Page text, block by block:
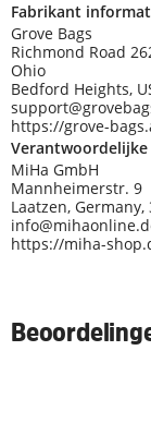
Fabrikant
Grove Bags
Richmond Road
Ohio
Bedford Heights,
https://grove-
MiHa GmbH
Mannheimerstr. 9
Laatzen, Germany,
https://miha-